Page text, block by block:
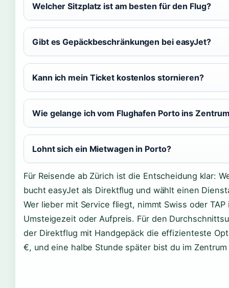
Welcher Sitzplatz ist am besten für den Flug?
Gibt es Gepäckbeschränkungen bei easyJet?
Kann ich mein Ticket kostenlos stornieren?
Wie gelange ich vom Flughafen Porto ins
Lohnt sich ein Mietwagen in Porto?
Für Reisende ab Zürich ist die Entscheidung klar:
bucht easyJet als Direktflug und wählt einen
Wer lieber mit Service fliegt, nimmt Swiss oder
Umsteigezeit oder Aufpreis. Für den
der Direktflug mit Handgepäck die effizienteste
€, und eine halbe Stunde später bist du im